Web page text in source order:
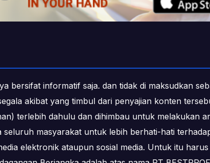
bersifat informatif saja. dan tidak di maksudkan
akibat yang timbul dari penyajian konten
terlebih dahulu dan dihimbau untuk melakukan
seluruh masyarakat untuk lebih berhati-hati
elektronik ataupun sosial media. Untuk itu